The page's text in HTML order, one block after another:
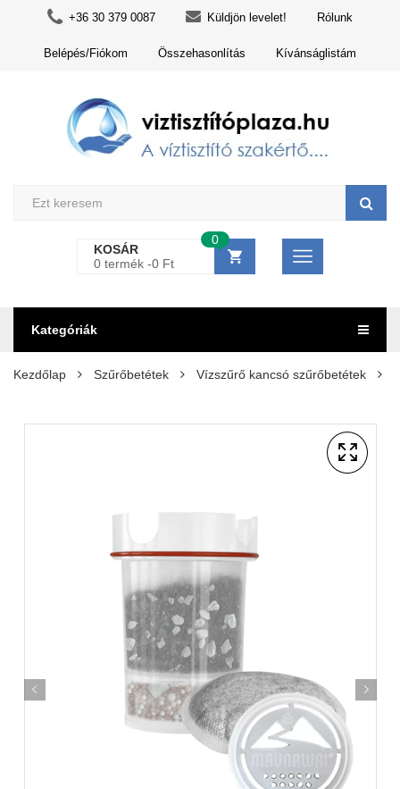
+36 30 379 0087 Küldjön levelet! Rólunk
Belépés/Fiókom Összehasonlítás Kívánságlistám
KOSÁR
0 termék -0 Ft
0
Kategóriák
Kezdőlap Szűrőbetétek Vízszűrő kancsó szűrőbetétek